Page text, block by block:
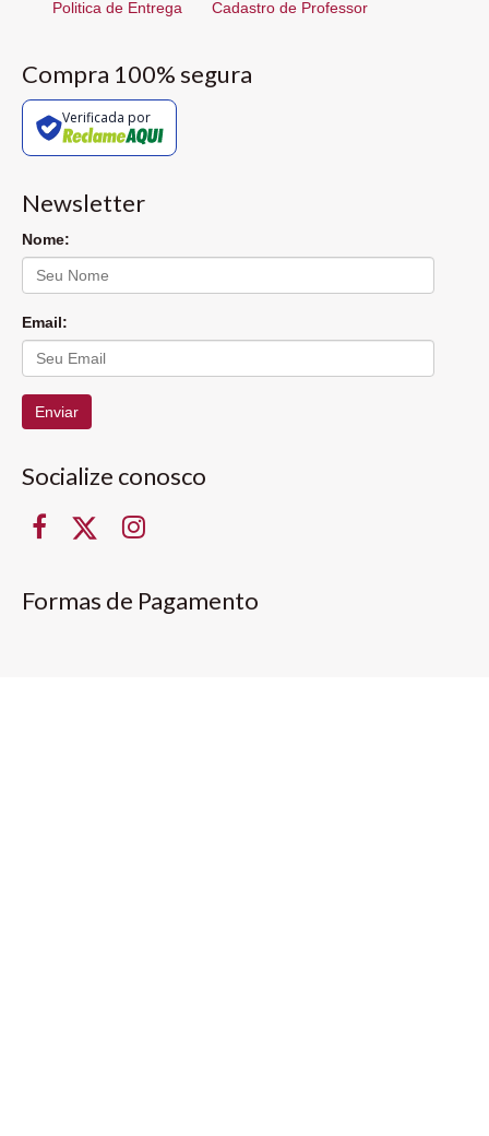
Politica de Entrega Cadastro de Professor
Compra 100% segura
Verificada por
Newsletter
Nome:
Email:
Enviar
Socialize conosco
Formas de Pagamento